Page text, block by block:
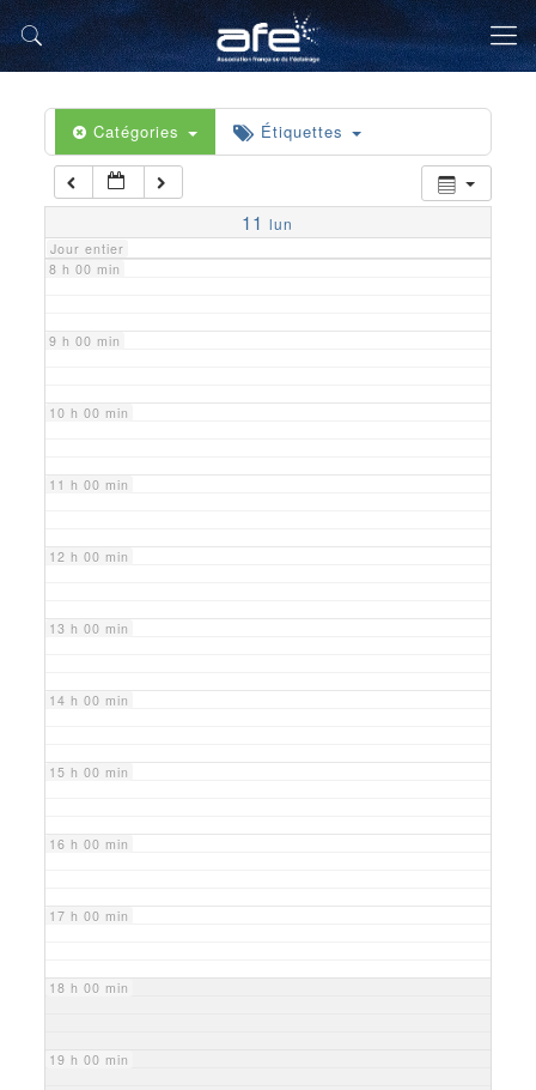
Catégories Étiquettes
11 lun
Jour entier
5 h 00 min
6 h 00 min
7 h 00 min
8 h 00 min
9 h 00 min
10 h 00 min
11 h 00 min
12 h 00 min
13 h 00 min
14 h 00 min
15 h 00 min
16 h 00 min
17 h 00 min
18 h 00 min
19 h 00 min